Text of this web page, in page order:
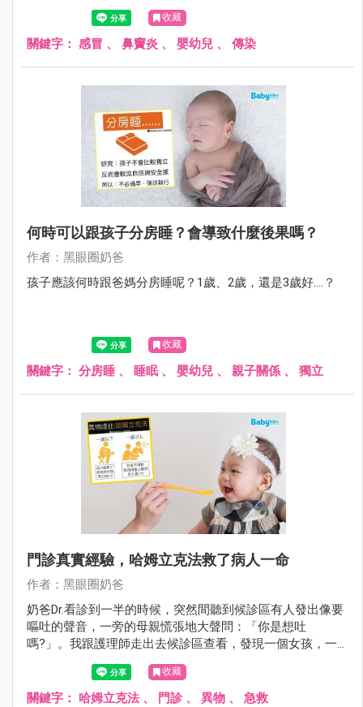
收藏
關鍵字： 感冒 、 鼻竇炎 、 嬰幼兒 、 傳染
何時可以跟孩子分房睡？會導致什麼後果嗎？
作者：黑眼圈奶爸
孩子應該何時跟爸媽分房睡呢？1歲、2歲，還是3歲好....？
收藏
關鍵字： 分房睡 、 睡眠、 嬰幼兒 、 親子關係 、 獨立
門診真實經驗，哈姆立克法救了病人一命
作者：黑眼圈奶爸
奶爸Dr.看診到一半的時候，突然間聽到候診區有人發出像要
嘔吐的聲音，一旁的母親慌張地大聲問：「你是想吐
嗎?」。我跟護理師走出去候診區查看，發現一個女孩，一
手捏著自己的喉嚨，另外一手像是溺水般在空中抓東西，好
像很辛苦，在掙扎一樣，沒有辦法說話呼吸，雙腳站不穩，
不斷地亂抓，想要拼命呼吸、求救。
收藏
關鍵字： 哈姆立克法 、 門診 、 異物 、 急救